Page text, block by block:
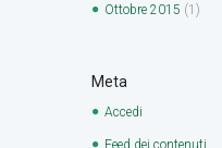
Ottobre 2015 (1)
Meta
Accedi
Feed dei contenuti